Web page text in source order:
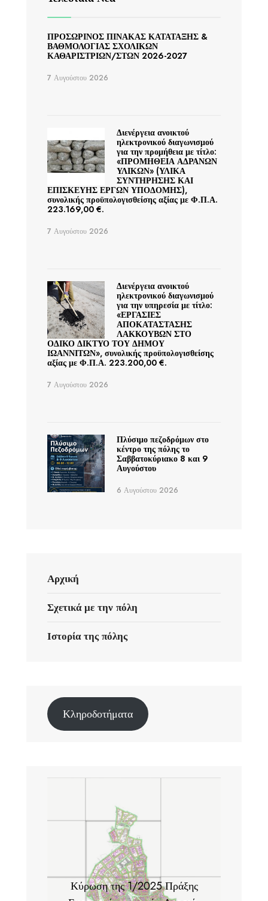
ΠΡΟΣΩΡΙΝΟΣ ΠΙΝΑΚΑΣ ΚΑΤΑΤΑΞΗΣ &
ΒΑΘΜΟΛΟΓΙΑΣ ΣΧΟΛΙΚΩΝ
ΚΑΘΑΡΙΣΤΡΙΩΝ/ΣΤΩΝ 2026-2027
7 Αυγούστου 2026
Διενέργεια ανοικτού
ηλεκτρονικού διαγωνισμού
για την προμήθεια με τίτλο:
«ΠΡΟΜΗΘΕΙΑ ΑΔΡΑΝΩΝ
ΥΛΙΚΩΝ» (ΥΛΙΚΑ
ΣΥΝΤΗΡΗΣΗΣ ΚΑΙ
ΕΠΙΣΚΕΥΗΣ ΕΡΓΩΝ ΥΠΟΔΟΜΗΣ),
συνολικής προϋπολογισθείσης αξίας με Φ.Π.Α.
223.169,00 €.
7 Αυγούστου 2026
Διενέργεια ανοικτού
ηλεκτρονικού διαγωνισμού
για την υπηρεσία με τίτλο:
«ΕΡΓΑΣΙΕΣ
ΑΠΟΚΑΤΑΣΤΑΣΗΣ
ΛΑΚΚΟΥΒΩΝ ΣΤΟ
ΟΔΙΚΟ ΔΙΚΤΥΟ ΤΟΥ ΔΗΜΟΥ
ΙΩΑΝΝΙΤΩΝ», συνολικής προϋπολογισθείσης
αξίας με Φ.Π.Α. 223.200,00 €.
7 Αυγούστου 2026
Πλύσιμο πεζοδρόμων στο
κέντρο της πόλης το
Σαββατοκύριακο 8 και 9
Αυγούστου
6 Αυγούστου 2026
Αρχική
Σχετικά με την πόλη
Ιστορία της πόλης
Κληροδοτήματα
Κύρωση της 1/2025 Πράξης